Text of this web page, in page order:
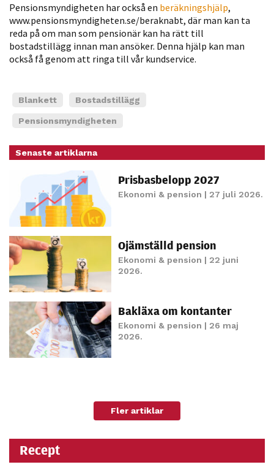
Pensionsmyndigheten har också en beräkningshjälp,
www.pensionsmyndigheten.se/beraknabt, där man kan ta
reda på om man som pensionär kan ha rätt till
bostadstillägg innan man ansöker. Denna hjälp kan man
också få genom att ringa till vår kundservice.
Blankett Bostadstillägg
Pensionsmyndigheten
Senaste artiklarna
Prisbasbelopp 2027
Ekonomi & pension | 27 juli 2026.
Ojämställd pension
Ekonomi & pension | 22 juni
2026.
Bakläxa om kontanter
Ekonomi & pension | 26 maj
2026.
Fler artiklar
Recept
uppbyggnad,
baserat på
hur hemsidan
används.
prestera så
bra som
möjligt under
ditt besök.
kommer viss
funktionalitet
hemsidan.
beteende när du
chansen att få se